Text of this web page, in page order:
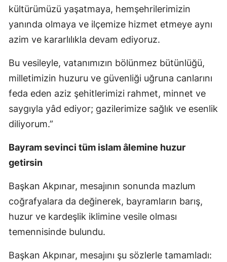
kültürümüzü yaşatmaya, hemşehrilerimizin
yanında olmaya ve ilçemize hizmet etmeye aynı
azim ve kararlılıkla devam ediyoruz.
Bu vesileyle, vatanımızın bölünmez bütünlüğü,
milletimizin huzuru ve güvenliği uğruna canlarını
feda eden aziz şehitlerimizi rahmet, minnet ve
saygıyla yâd ediyor; gazilerimize sağlık ve esenlik
diliyorum.”
Bayram sevinci tüm islam âlemine huzur
getirsin
Başkan Akpınar, mesajının sonunda mazlum
coğrafyalara da değinerek, bayramların barış,
huzur ve kardeşlik iklimine vesile olması
temennisinde bulundu.
Başkan Akpınar, mesajını şu sözlerle tamamladı: